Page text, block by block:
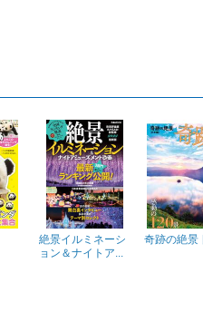
絶景イルミネーシ
ョン＆ナイトア...
奇跡の絶景